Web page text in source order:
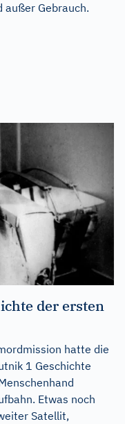
außer Gebrauch.
der ersten
hatte die
1 Geschichte
Etwas noch
Satellit,